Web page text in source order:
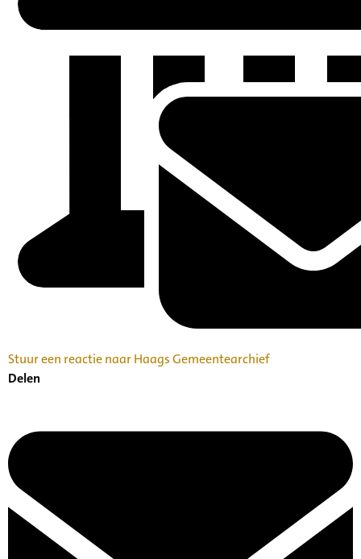
Stuur een reactie naar Haags Gemeentearchief
Delen